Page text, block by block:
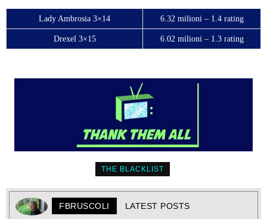
Lady Ambrosia 3×14 6.32 milioni – 1.4 rating
Drexel 3×15 6.02 milioni – 1.3 rating
THE BLACKLIST
FBRUSCOLI LATEST POSTS